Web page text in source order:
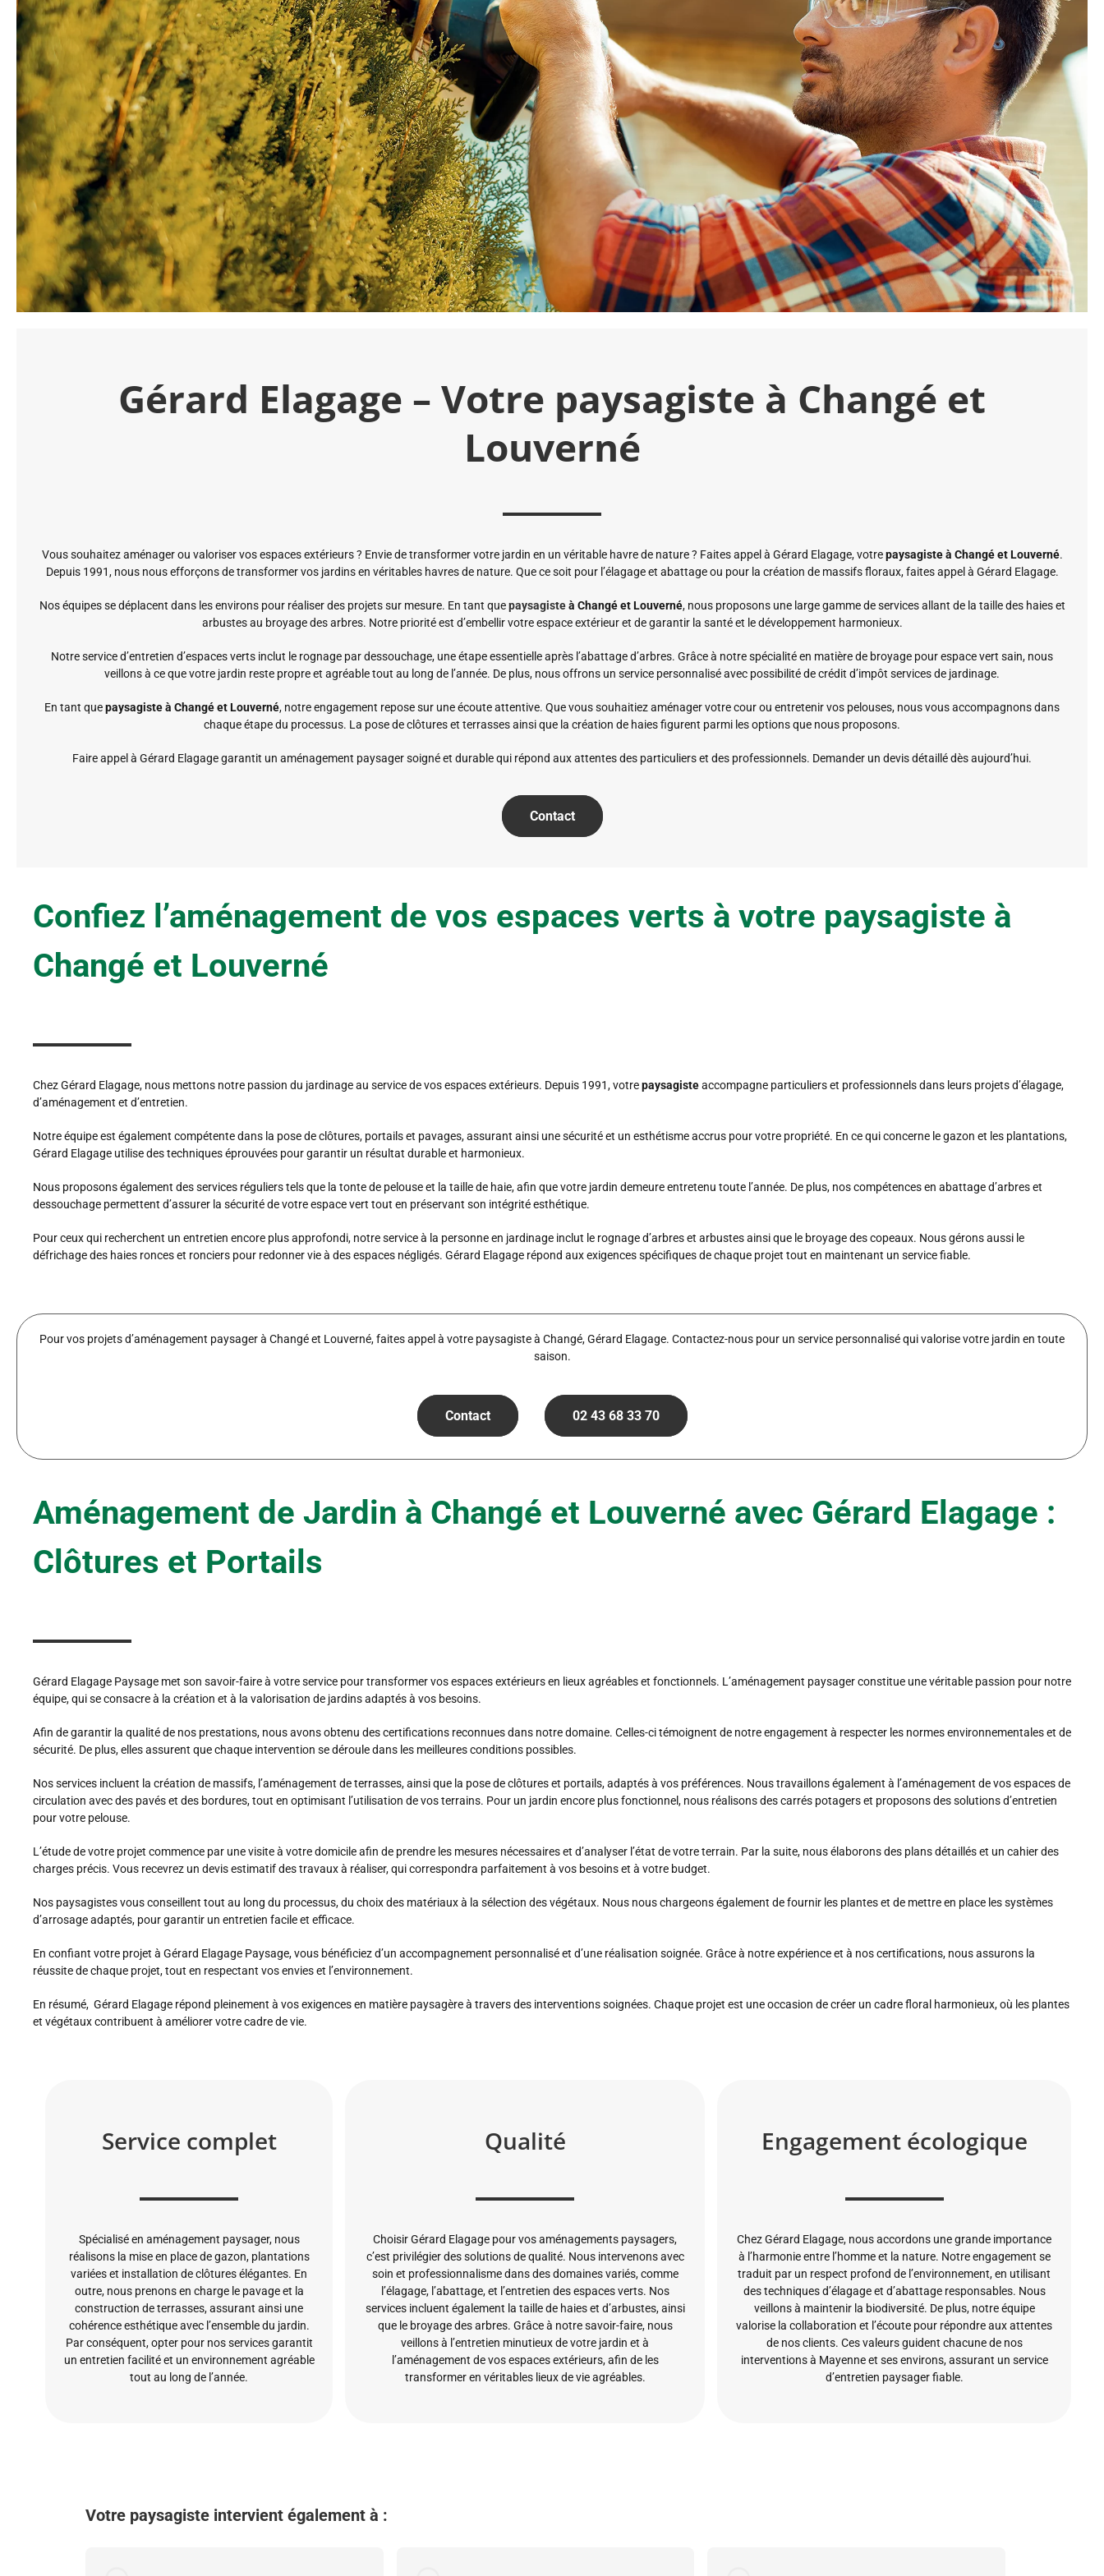
Gérard Elagage – Votre paysagiste à Changé et
Louverné
Vous souhaitez aménager ou valoriser vos espaces extérieurs ? Envie de transformer votre jardin en un véritable havre de nature ? Faites appel à Gérard Elagage, votrepaysagiste à Changé et Louverné.
Depuis 1991, nous nous efforçons de transformer vos jardins en véritables havres de nature. Que ce soit pour l’élagage et abattage ou pour la création de massifs floraux, faites appel à Gérard Elagage.
Nos équipes se déplacent dans les environs pour réaliser des projets sur mesure. En tant quepaysagisteà Changéet Louverné, nous proposons une large gamme de services allant de la taille des haies et
arbustes au broyage des arbres. Notre priorité est d’embellir votre espace extérieur et de garantir la santé et le développement harmonieux.
Notre service d’entretien d’espaces verts inclut le rognage par dessouchage, une étape essentielle après l’abattage d’arbres. Grâce à notre spécialité en matière de broyage pour espace vert sain, nous
veillons à ce que votre jardin reste propre et agréable tout au long de l’année. De plus, nous offrons un service personnalisé avec possibilité de crédit d’impôt services de jardinage.
En tant quepaysagiste à Changéet Louverné, notre engagement repose sur une écoute attentive. Que vous souhaitiez aménager votre cour ou entretenir vos pelouses, nous vous accompagnons dans
chaque étape du processus. La pose de clôtures et terrasses ainsi que la création de haies figurent parmi les options que nous proposons.
Faire appel à Gérard Elagage garantit un aménagement paysager soigné et durable qui répond aux attentes des particuliers et des professionnels. Demander un devis détaillé dès aujourd’hui.
Contact
Confiez l’aménagement de vos espaces verts à votre paysagiste à
Changé et Louverné
Chez Gérard Elagage, nous mettons notre passion du jardinage au service de vos espaces extérieurs. Depuis 1991, votrepaysagisteaccompagne particuliers et professionnels dans leurs projets d’élagage,
d’aménagement et d’entretien.
Notre équipe est également compétente dans la pose de clôtures, portails et pavages, assurant ainsi une sécurité et un esthétisme accrus pour votre propriété. En ce qui concerne le gazon et les plantations,
Gérard Elagage utilise des techniques éprouvées pour garantir un résultat durable et harmonieux.
Nous proposons également des services réguliers tels que la tonte de pelouse et la taille de haie, afin que votre jardin demeure entretenu toute l’année. De plus, nos compétences en abattage d’arbres et
dessouchage permettent d’assurer la sécurité de votre espace vert tout en préservant son intégrité esthétique.
Pour ceux qui recherchent un entretien encore plus approfondi, notre service à la personne en jardinage inclut le rognage d’arbres et arbustes ainsi que le broyage des copeaux. Nous gérons aussi le
défrichage des haies ronces et ronciers pour redonner vie à des espaces négligés. Gérard Elagage répond aux exigences spécifiques de chaque projet tout en maintenant un service fiable.
Pour vos projets d’aménagement paysager à Changé et Louverné, faites appel à votre paysagiste à Changé, Gérard Elagage. Contactez-nous pour un service personnalisé qui valorise votre jardin en toute
saison.
Contact 02 43 68 33 70
Aménagement de Jardin à Changé et Louverné avec Gérard Elagage :
Clôtures et Portails
Gérard Elagage Paysage met son savoir-faire à votre service pour transformer vos espaces extérieurs en lieux agréables et fonctionnels. L’aménagement paysager constitue une véritable passion pour notre
équipe, qui se consacre à la création et à la valorisation de jardins adaptés à vos besoins.
Afin de garantir la qualité de nos prestations, nous avons obtenu des certifications reconnues dans notre domaine. Celles-ci témoignent de notre engagement à respecter les normes environnementales et de
sécurité. De plus, elles assurent que chaque intervention se déroule dans les meilleures conditions possibles.
Nos services incluent la création de massifs, l’aménagement de terrasses, ainsi que la pose de clôtures et portails, adaptés à vos préférences. Nous travaillons également à l’aménagement de vos espaces de
circulation avec des pavés et des bordures, tout en optimisant l’utilisation de vos terrains. Pour un jardin encore plus fonctionnel, nous réalisons des carrés potagers et proposons des solutions d’entretien
pour votre pelouse.
L’étude de votre projet commence par une visite à votre domicile afin de prendre les mesures nécessaires et d’analyser l’état de votre terrain. Par la suite, nous élaborons des plans détaillés et un cahier des
charges précis. Vous recevrez un devis estimatif des travaux à réaliser, qui correspondra parfaitement à vos besoins et à votre budget.
Nos paysagistes vous conseillent tout au long du processus, du choix des matériaux à la sélection des végétaux. Nous nous chargeons également de fournir les plantes et de mettre en place les systèmes
d’arrosage adaptés, pour garantir un entretien facile et efficace.
En confiant votre projet à Gérard Elagage Paysage, vous bénéficiez d’un accompagnement personnalisé et d’une réalisation soignée. Grâce à notre expérience et à nos certifications, nous assurons la
réussite de chaque projet, tout en respectant vos envies et l’environnement.
En résumé, Gérard Elagage répond pleinement à vos exigences en matière paysagère à travers des interventions soignées. Chaque projet est une occasion de créer un cadre floral harmonieux, où les plantes
et végétaux contribuent à améliorer votre cadre de vie.
Service complet
Spécialisé en aménagement paysager, nous
réalisons la mise en place de gazon, plantations
variées et installation de clôtures élégantes. En
outre, nous prenons en charge le pavage et la
construction de terrasses, assurant ainsi une
cohérence esthétique avec l’ensemble du jardin.
Par conséquent, opter pour nos services garantit
un entretien facilité et un environnement agréable
tout au long de l’année.
Qualité
Choisir Gérard Elagage pour vos aménagements paysagers,
c’est privilégier des solutions de qualité. Nous intervenons avec
soin et professionnalisme dans des domaines variés, comme
l’élagage, l’abattage, et l’entretien des espaces verts. Nos
services incluent également la taille de haies et d’arbustes, ainsi
que le broyage des arbres. Grâce à notre savoir-faire, nous
veillons à l’entretien minutieux de votre jardin et à
l’aménagement de vos espaces extérieurs, afin de les
transformer en véritables lieux de vie agréables.
Engagement écologique
Chez Gérard Elagage, nous accordons une grande importance
à l’harmonie entre l’homme et la nature. Notre engagement se
traduit par un respect profond de l’environnement, en utilisant
des techniques d’élagage et d’abattage responsables. Nous
veillons à maintenir la biodiversité. De plus, notre équipe
valorise la collaboration et l’écoute pour répondre aux attentes
de nos clients. Ces valeurs guident chacune de nos
interventions à Mayenne et ses environs, assurant un service
d’entretien paysager fiable.
Votre paysagiste intervient également à :